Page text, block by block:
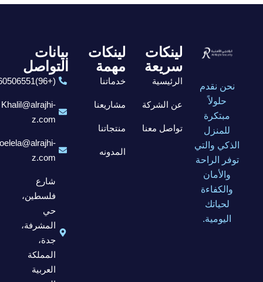
نحن نقدم
حلولاً
مبتكرة
للمنزل
الذكي والتي
توفر الراحة
والأمان
والكفاءة
لحياتك
اليومية.
لينكات
سريعة
الرئيسية
عن الشركة
تواصل معنا
لينكات
مهمة
خدماتنا
مشاريعنا
منتجاتنا
المدونه
بيانات
التواصل
(+96)6560506551
Khalil@alrajhi-
z.com
z.com
شارع
فلسطين،
حي
المشرفة،
جدة،
المملكة
العربية